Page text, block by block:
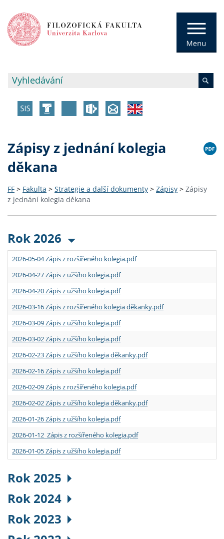
Zápisy z jednání kolegia
děkana
FF > Fakulta > Strategie a další dokumenty > Zápisy > Zápisy
z jednání kolegia děkana
Rok 2026
2026-05-04 Zápis z rozšířeného kolegia.pdf
2026-04-27 Zápis z užšího kolegia.pdf
2026-04-20 Zápis z užšího kolegia.pdf
2026-03-16 Zápis z rozšířeného kolegia děkanky.pdf
2026-03-09 Zápis z užšího kolegia.pdf
2026-03-02 Zápis z užšího kolegia.pdf
2026-02-23 Zápis z užšího kolegia děkanky.pdf
2026-02-16 Zápis z užšího kolegia.pdf
2026-02-09 Zápis z rozšířeného kolegia.pdf
2026-02-02 Zápis z užšího kolegia děkanky.pdf
2026-01-26 Zápis z užšího kolegia.pdf
2026-01-12 Zápis z rozšířeného kolegia.pdf
2026-01-05 Zápis z užšího kolegia.pdf
Rok 2025
Rok 2024
Rok 2023